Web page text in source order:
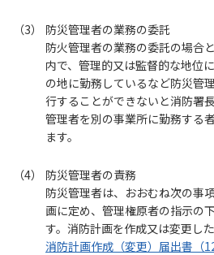
防災管理者の業務の委託
防火管理者の業務の委託の場合
内で、管理的又は監督的な地位
の地に勤務しているなど防災管
行することができないと消防署
管理者を別の事業所に勤務する
ます。
防災管理者の責務
防災管理者は、おおむね次の事
画に定め、管理権原者の指示の
す。消防計画を作成又は変更し
消防計画作成（変更）届出書（